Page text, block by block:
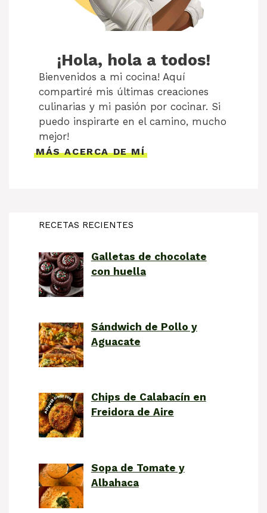
¡Hola, hola a todos!
Bienvenidos a mi cocina! Aquí
compartiré mis últimas creaciones
culinarias y mi pasión por cocinar. Si
puedo inspirarte en el camino, mucho
mejor!
MÁS ACERCA DE MÍ
RECETAS RECIENTES
Galletas de chocolate
con huella
Sándwich de Pollo y
Aguacate
Chips de Calabacín en
Freidora de Aire
Sopa de Tomate y
Albahaca